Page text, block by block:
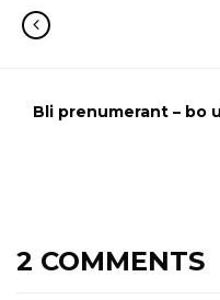
Bli prenumerant – bo
2 COMMENTS